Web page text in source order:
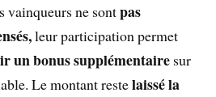
vainqueurs ne sontpas
leur participation permet
un bonus supplémentaire sur
Le montant restelaissé la